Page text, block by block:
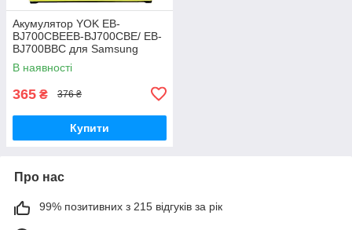
Акумулятор YOK EB-
BJ700CBEEB-BJ700CBE/ EB-
BJ700BBC для Samsung
J700/ J700H/ J700F/ J701/ J7
(2015)/ J4 (2018)/ J400
В наявності
365 ₴ 376 ₴
Купити
Про нас
99% позитивних з 215 відгуків за рік